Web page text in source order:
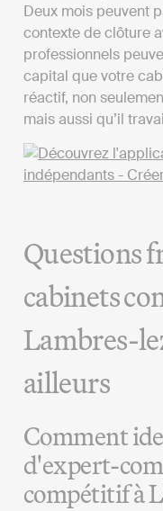
Deux mois peuvent
contexte de clôture
professionnels
capital que votre
réactif, non
mais aussi qu’il
Questions
cabinets
Lambres-
ailleurs
Comment
d'expert-
compétitif à